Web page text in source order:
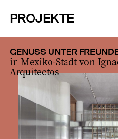
PROJEKTE
GENUSS UNTER
in Mexiko-Stadt von
Arquitectos